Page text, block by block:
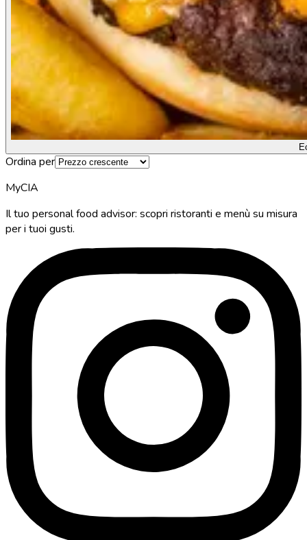
Ordina per
MyCIA
Il tuo personal food advisor: scopri ristoranti e menù su misura
per i tuoi gusti.